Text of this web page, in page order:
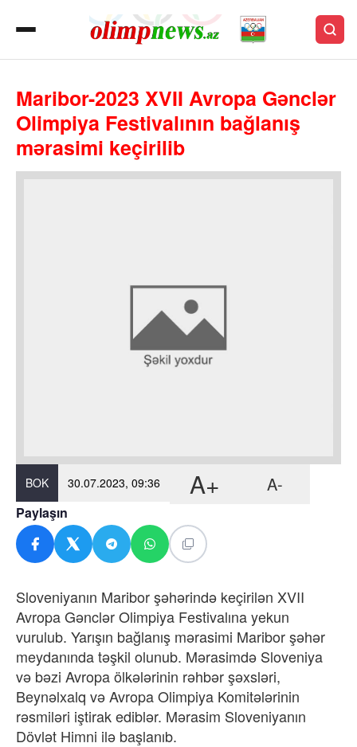
Maribor-2023 XVII Avropa Gənclər
Olimpiya Festivalının bağlanış
mərasimi keçirilib
BOK 30.07.2023, 09:36 A+ A-
Paylaşın
Sloveniyanın Maribor şəhərində keçirilən XVII
Avropa Gənclər Olimpiya Festivalına yekun
vurulub. Yarışın bağlanış mərasimi Maribor şəhər
meydanında təşkil olunub. Mərasimdə Sloveniya
və bəzi Avropa ölkələrinin rəhbər şəxsləri,
Beynəlxalq və Avropa Olimpiya Komitələrinin
rəsmiləri iştirak ediblər. Mərasim Sloveniyanın
Dövlət Himni ilə başlanıb.